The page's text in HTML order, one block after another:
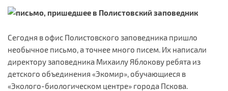
Сегодня в офис Полистовского заповедника пришло
необычное письмо, а точнее много писем. Их написали
директору заповедника Михаилу Яблокову ребята из
детского объединения «Экомир», обучающиеся в
«Эколого-биологическом центре» города Пскова.